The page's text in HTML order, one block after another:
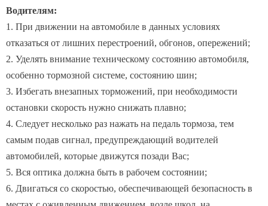
1. При движении на автомобиле в данных условиях
отказаться от лишних перестроений, обгонов, опережений;
2. Уделять внимание техническому состоянию автомобиля,
особенно тормозной системе, состоянию шин;
3. Избегать внезапных торможений, при необходимости
остановки скорость нужно снижать плавно;
4. Следует несколько раз нажать на педаль тормоза, тем
самым подав сигнал, предупреждающий водителей
автомобилей, которые движутся позади Вас;
5. Вся оптика должна быть в рабочем состоянии;
6. Двигаться со скоростью, обеспечивающей безопасность в
местах с оживленным движением, возле школ, на